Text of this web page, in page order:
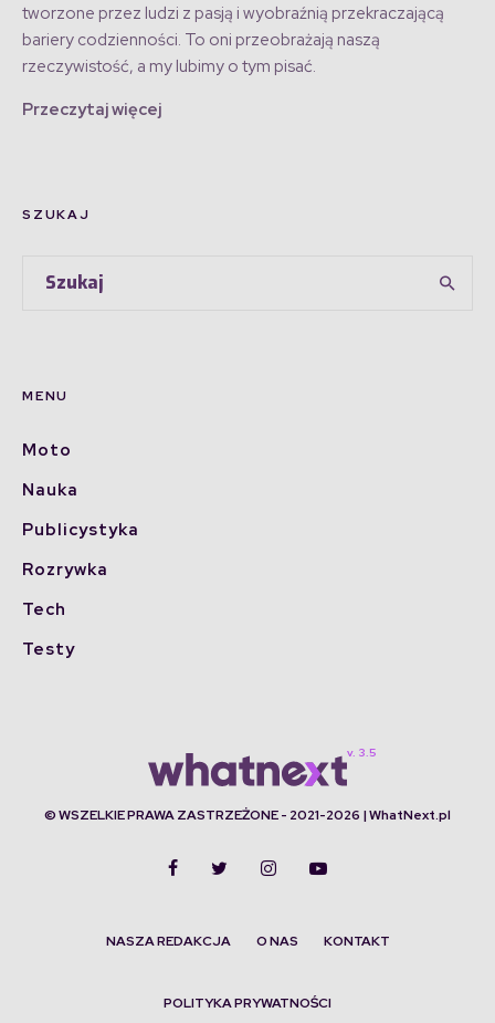
tworzone przez ludzi z pasją i wyobraźnią przekraczającą
bariery codzienności. To oni przeobrażają naszą
rzeczywistość, a my lubimy o tym pisać.
Przeczytaj więcej
SZUKAJ
MENU
Moto
Nauka
Publicystyka
Rozrywka
Tech
Testy
© WSZELKIE PRAWA ZASTRZEŻONE - 2021-2026 | WhatNext.pl
NASZA REDAKCJA O NAS KONTAKT
POLITYKA PRYWATNOŚCI